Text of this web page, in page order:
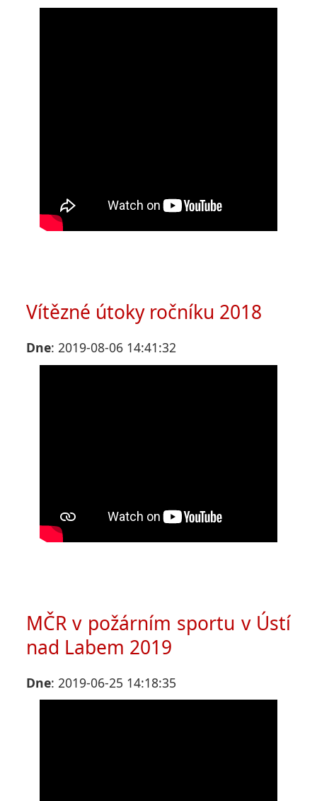
Vítězné útoky ročníku 2018
Dne: 2019-08-06 14:41:32
MČR v požárním sportu v Ústí
nad Labem 2019
Dne: 2019-06-25 14:18:35